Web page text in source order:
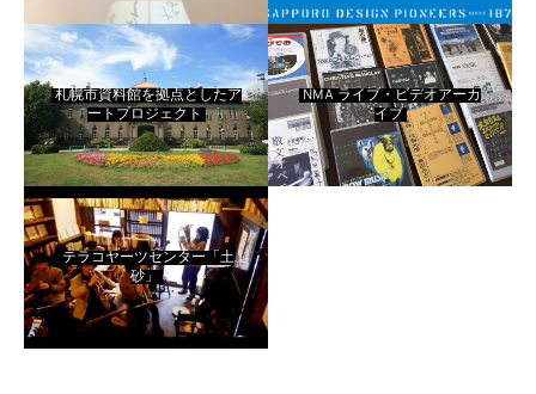
札幌市資料館を拠点としたア
ートプロジェクト
NMA ライブ・ビデオアーカ
イブ
テラコヤーツセンター「土
砂」